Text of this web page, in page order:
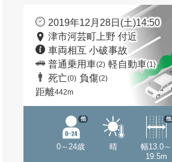
2019年12月28日(土)14:50
津市河芸町上野 付近
車両相互 小破事故
普通乗用車(2) 軽自動車(1)
死亡(0) 負傷(2)
距離442m
0～24歳
他
晴
幅13.0～
19.5m
他